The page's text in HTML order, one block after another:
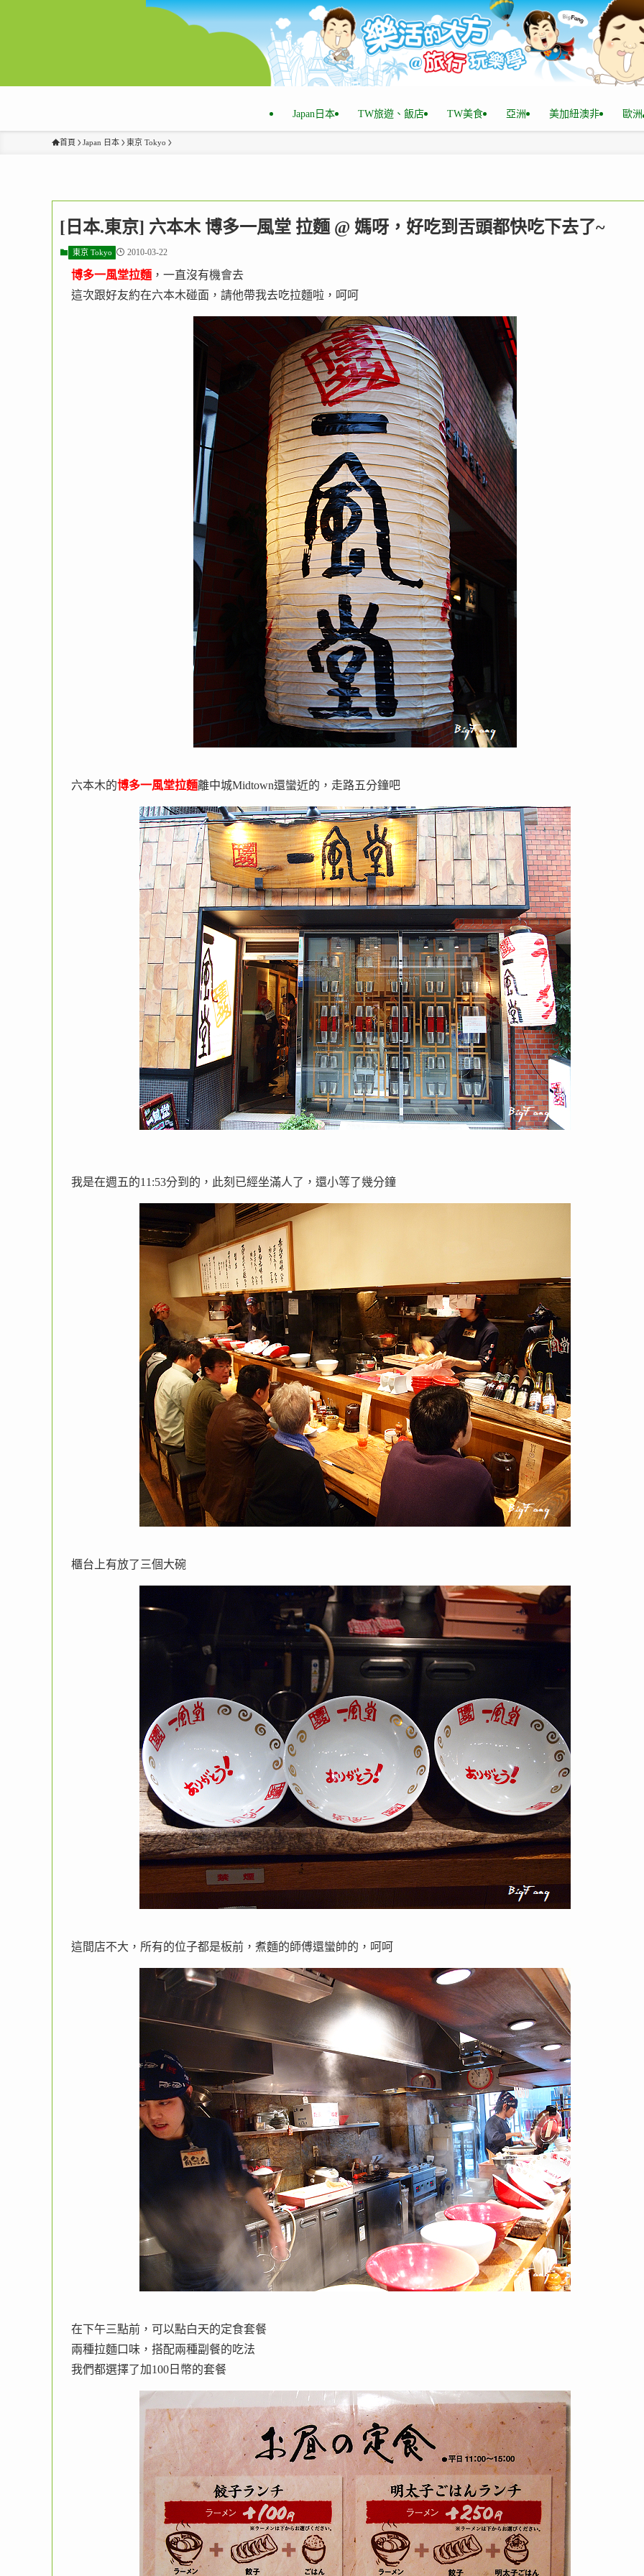
Japan日本 TW旅遊、飯店 TW美食 亞洲 美加紐澳非 歐洲
首頁 Japan 日本 東京 Tokyo
[日本.東京] 六本木 博多一風堂 拉麵 @ 媽呀，好吃到舌頭都快吃下去了~
東京 Tokyo 2010-03-22
博多一風堂拉麵 ，一直沒有機會去
這次跟好友約在六本木碰面，請他帶我去吃拉麵啦，呵呵
六本木的博多一風堂拉麵離中城Midtown還蠻近的，走路五分鐘吧
我是在週五的11:53分到的，此刻已經坐滿人了，還小等了幾分鐘
櫃台上有放了三個大碗
這間店不大，所有的位子都是板前，煮麵的師傅還蠻帥的，呵呵
在下午三點前，可以點白天的定食套餐
兩種拉麵口味，搭配兩種副餐的吃法
我們都選擇了加100日幣的套餐